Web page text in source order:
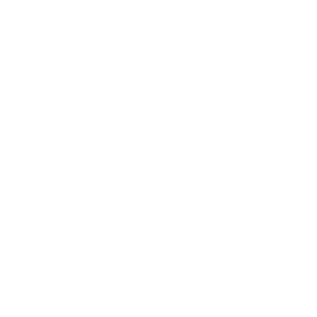
Arasa. Leia nossos conteúdos!
Arasa. Leia nossos conteúdos!